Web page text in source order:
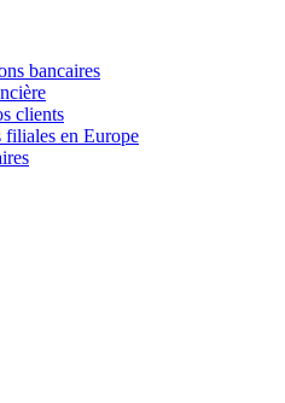
bancaires
clients
filiales en Europe